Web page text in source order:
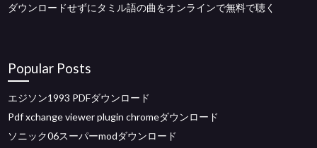
ダウンロードせずにタミル語の曲をオンラインで無料で聴く
Popular Posts
エジソン1993 PDFダウンロード
Pdf xchange viewer plugin chromeダウンロード
ソニック06スーパーmodダウンロード